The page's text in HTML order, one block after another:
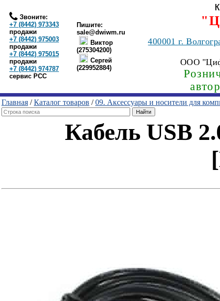
Звоните:
+7 (8442) 973343
продажи
+7 (8442) 975003
продажи
+7 (8442) 975015
продажи
+7 (8442) 974787
сервис РСС
Пишите:
sale@dwiwm.ru
Виктор
(275304200)
Сергей
(229952884)
400001г.
ООО
Главная /Каталог товаров /09. Аксессуары и носители для
Кабель USB